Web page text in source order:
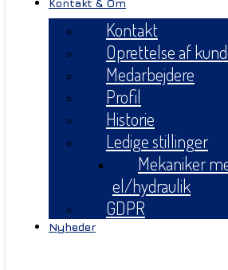
Kontakt & Om
Kontakt
Oprettelse af
Medarbejdere
Profil
Historie
Ledige stillinger
Mekaniker
el/hydraulik
GDPR
Nyheder